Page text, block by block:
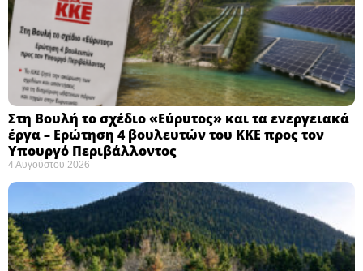
Στη Βουλή το σχέδιο «Εύρυτος» και τα ενεργειακά
έργα – Ερώτηση 4 βουλευτών του ΚΚΕ προς τον
Υπουργό Περιβάλλοντος
4 Αυγούστου 2026